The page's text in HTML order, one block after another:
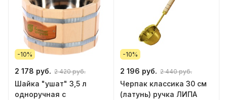
-10%
2 178 руб. 2 420 руб.
Шайка "ушат" 3,5 л
одноручная с
-10%
2 196 руб. 2 440 руб.
Черпак классика 30 см
(латунь) ручка ЛИПА